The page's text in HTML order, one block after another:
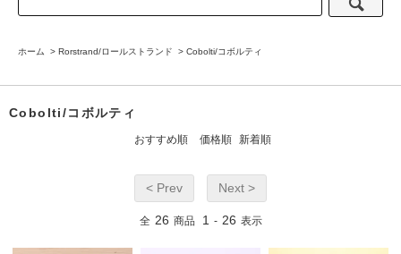
ホーム > Rorstrand/ロールストランド > Cobolti/コボルティ
Cobolti/コボルティ
おすすめ順 価格順 新着順
< Prev Next >
全 26 商品 1 - 26 表示